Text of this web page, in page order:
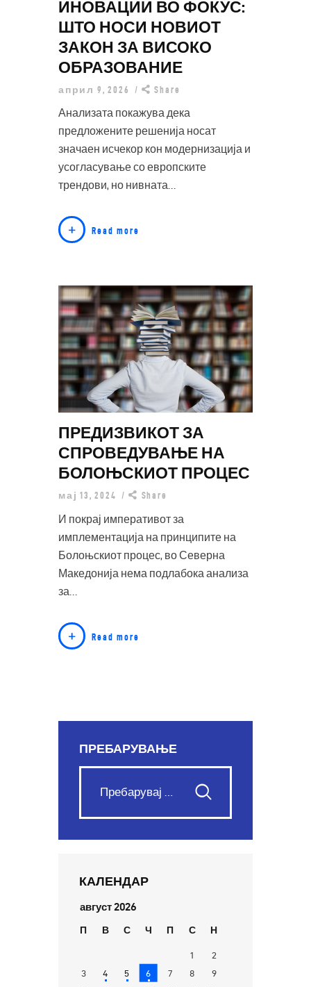
ИНОВАЦИИ ВО ФОКУС:
ШТО НОСИ НОВИОТ
ЗАКОН ЗА ВИСОКО
ОБРАЗОВАНИЕ
април 9, 2026 Share
Анализата покажува дека
предложените решенија носат
значаен исчекор кон модернизација и
усогласување со европските
трендови, но нивната…
Read more
ПРЕДИЗВИКОТ ЗА
СПРОВЕДУВАЊЕ НА
БОЛОЊСКИОТ ПРОЦЕС
мај 13, 2024 Share
И покрај императивот за
имплементација на принципите на
Болоњскиот процес, во Северна
Македонија нема подлабока анализа
за…
Read more
ПРЕБАРУВАЊЕ
КАЛЕНДАР
август 2026
П В С Ч П С Н
1
2
3
4 5 6 7 8
9